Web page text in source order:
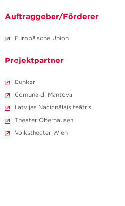
Auftraggeber/Förderer
Europäische Union
Projektpartner
Bunker
Comune di Mantova
Latvijas Nacionālais teātris
Theater Oberhausen
Volkstheater Wien